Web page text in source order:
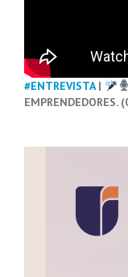
#ENTREVISTA|